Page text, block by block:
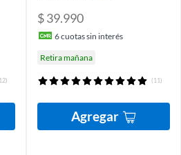
$ 39.990
6cuotas sin interés
Retira mañana
(11)
Agregar